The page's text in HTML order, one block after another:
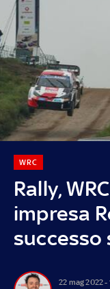
Rally,
impresa
successo
WRC
22 mag 2022 -